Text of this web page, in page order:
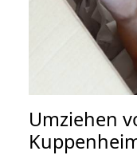
Umziehen